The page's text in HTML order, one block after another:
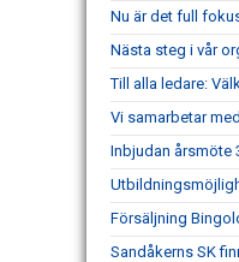
Nu är det full
Nästa steg i vår
Till alla ledare:
Vi samarbetar
Inbjudan årsmöte
Försäljning
Sandåkerns SK